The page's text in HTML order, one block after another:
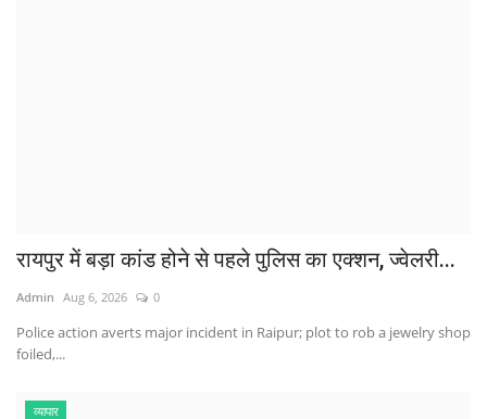
रायपुर में बड़ा कांड होने से पहले पुलिस का एक्शन, ज्वेलरी...
Admin Aug 6, 2026 0
Police action averts major incident in Raipur; plot to rob a jewelry shop
foiled,...
व्यापार